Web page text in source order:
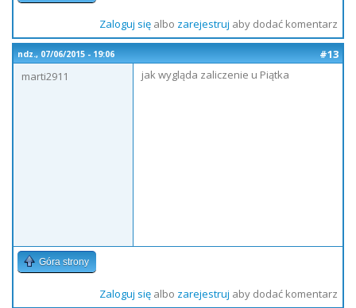
Zaloguj sięalbo zarejestruj aby dodać komentarz
ndz., 07/06/2015 - 19:06
#13
marti2911
jak wygląda zaliczenie u Piątka
Góra strony
Zaloguj sięalbo zarejestruj aby dodać komentarz